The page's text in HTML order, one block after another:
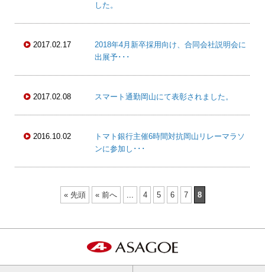
した。
2017.02.17
2018年4月新卒採用向け、合同会社説明会に
出展予･･･
2017.02.08 スマート通勤岡山にて表彰されました。
2016.10.02
トマト銀行主催6時間対抗岡山リレーマラソ
ンに参加し･･･
« 先頭 « 前へ ... 4 5 6 7 8